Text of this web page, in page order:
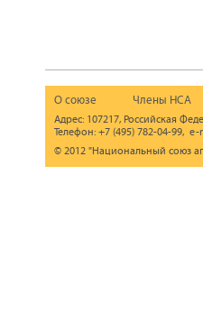
О союзе Члены НСА
Адрес: 107217, Российская
Телефон: +7 (495) 782-04-99,
© 2012 "Национальный союз